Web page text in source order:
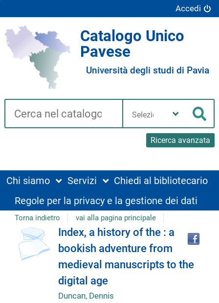
Accedi
Catalogo Unico
Pavese
Università degli studi di Pavia
Cerca su "Catalogo"
Ricerca avanzata
biblioteca
Chi siamo Servizi
Chiedi al bibliotecario
Regole per la privacy e la gestione dei dati
Torna indietro vai alla pagina principale
Dettaglio
del
documento
Index, a history of the : a
bookish adventure from
medieval manuscripts to the
digital age
Duncan, Dennis